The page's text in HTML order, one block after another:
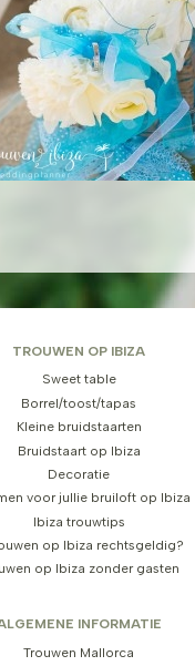
TROUWEN OP IBIZA
Sweet table
Borrel/toost/tapas
Kleine bruidstaarten
Bruidstaart op Ibiza
Decoratie
voor jullie bruiloft op Ibiza
Ibiza trouwtips
op Ibiza rechtsgeldig?
op Ibiza zonder gasten
INFORMATIE
Trouwen Mallorca